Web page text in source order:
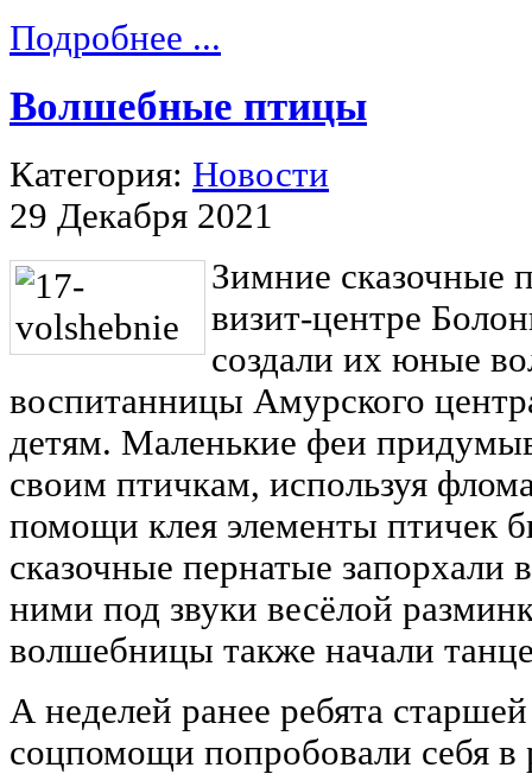
Подробнее ...
Волшебные птицы
Категория: Новости
29 Декабря 2021
Зимние сказочные
визит-центре
создали их юные
воспитанницы Амурского
детям. Маленькие феи
своим птичкам, используя
помощи клея элементы птичек
сказочные пернатые запорхали
ними под звуки весёлой
волшебницы также начали
А неделей ранее ребята
соцпомощи попробовали себя в